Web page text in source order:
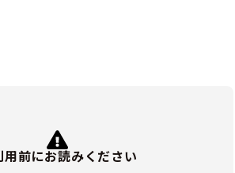
用前にお読みください